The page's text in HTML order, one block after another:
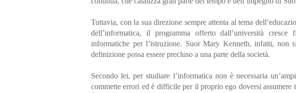
Tuttavia, con la sua direzione sempre attenta al tema
dell’informatica, il programma offerto dall’università
informatiche per l’istruzione. Suor Mary Kenneth, infatti, non
definizione possa essere precluso a una parte della società.
Secondo lei, per studiare l’informatica non è necessaria
commette errori ed è difficile per il proprio ego doversi assumere